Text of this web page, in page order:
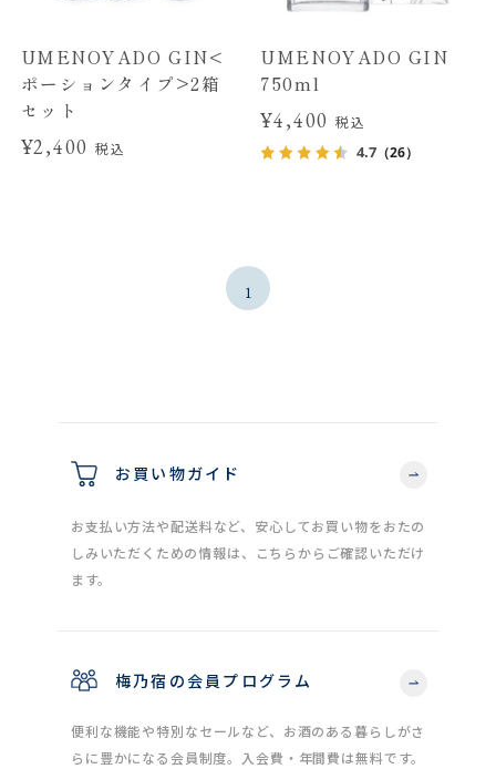
UMENOYADO GIN<
ポーションタイプ>2箱
セット
¥2,400税込
UMENOYADO GIN
750ml
¥4,400 税込
4.7 （26）
1
お買い物ガイド
お支払い方法や配送料など、安心してお買い物をおたの
しみいただくための情報は、こちらからご確認いただけ
ます。
梅乃宿の会員プログラム
便利な機能や特別なセールなど、お酒のある暮らしがさ
らに豊かになる会員制度。入会費・年間費は無料です。